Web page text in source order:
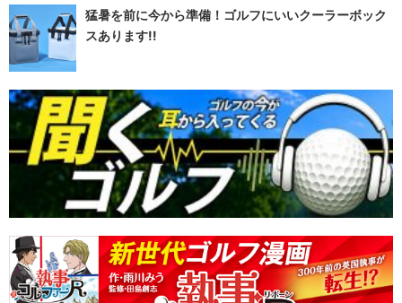
猛暑を前に今から準備！ゴルフにいいクーラーボック
スあります!!